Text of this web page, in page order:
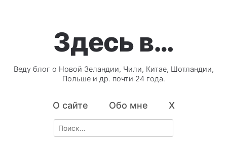
Здесь в…
Веду блог о Новой Зеландии, Чили, Китае, Шотландии,
Польше и др. почти 24 года.
О сайте Обо мне X
Search
for: